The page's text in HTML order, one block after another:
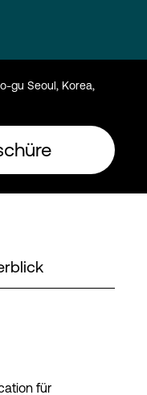
gu Seoul, Korea,
für